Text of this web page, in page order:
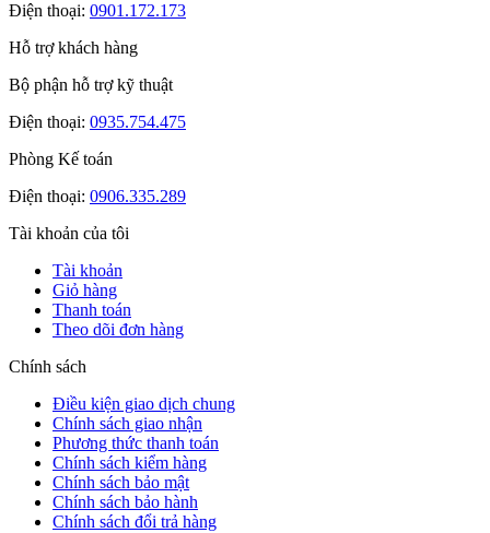
Điện thoại: 0901.172.173
Hỗ trợ khách hàng
Bộ phận hỗ trợ kỹ thuật
Điện thoại: 0935.754.475
Phòng Kế toán
Điện thoại: 0906.335.289
Tài khoản của tôi
Tài khoản
Giỏ hàng
Thanh toán
Theo dõi đơn hàng
Chính sách
Điều kiện giao dịch chung
Chính sách giao nhận
Phương thức thanh toán
Chính sách kiểm hàng
Chính sách bảo mật
Chính sách bảo hành
Chính sách đổi trả hàng